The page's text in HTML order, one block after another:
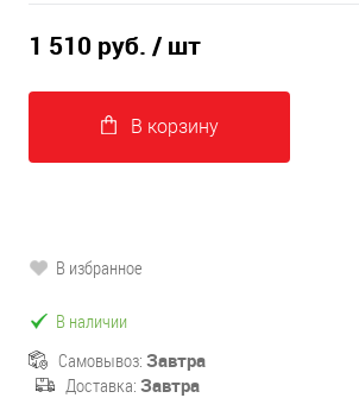
1 510 руб. / шт
В корзину
В избранное
В наличии
Самовывоз: Завтра
Доставка: Завтра